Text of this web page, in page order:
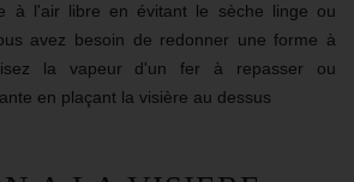
à l'air libre en évitant le sèche linge ou
avez besoin de redonner une forme à
la vapeur d'un fer à repasser ou
en plaçant la visière au dessus